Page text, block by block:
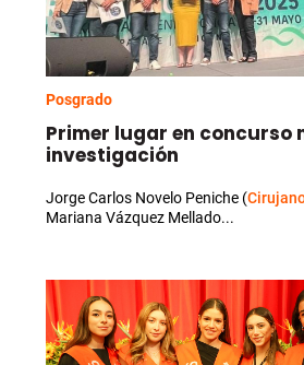
Posgrado
Primer lugar en concurso
investigación
Jorge Carlos Novelo Peniche (
Mariana Vázquez Mellado...